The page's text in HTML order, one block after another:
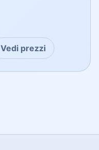
Vedi prezzi